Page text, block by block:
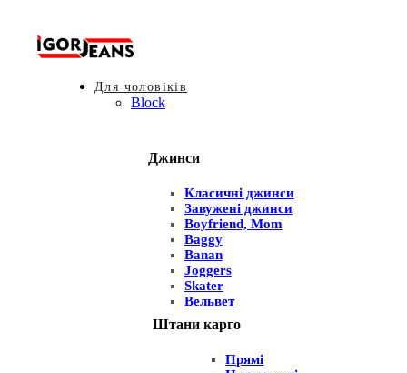
Для чоловіків
Block
Джинси
Класичні джинси
Завужені джинси
Boyfriend, Mom
Baggy
Banan
Joggers
Skater
Вельвет
Штани карго
Прямі